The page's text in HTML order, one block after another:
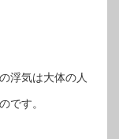
浮気は大体の人
です。